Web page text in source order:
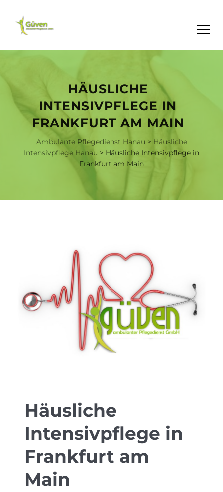
HÄUSLICHE
INTENSIVPFLEGE IN
FRANKFURT AM MAIN
Ambulante Pflegedienst Hanau > Häusliche
Intensivpflege Hanau > Häusliche Intensivpflege in
Frankfurt am Main
Häusliche
Intensivpflege in
Frankfurt am
Main